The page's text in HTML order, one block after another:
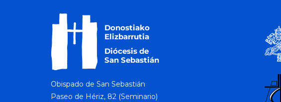
Obispado de San Sebastián
Paseo de Hériz, 82 (Seminario)